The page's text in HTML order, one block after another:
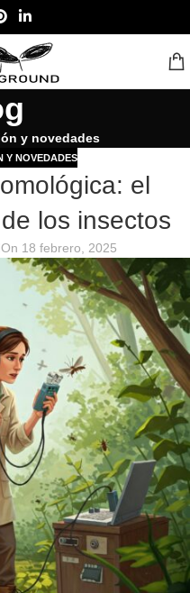
y novedades
Y NOVEDADES
el
los insectos
On 18 febrero, 2025